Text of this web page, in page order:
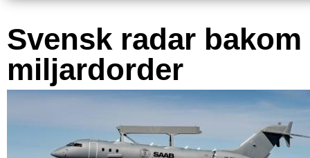
Svensk radar bakom
miljardorder